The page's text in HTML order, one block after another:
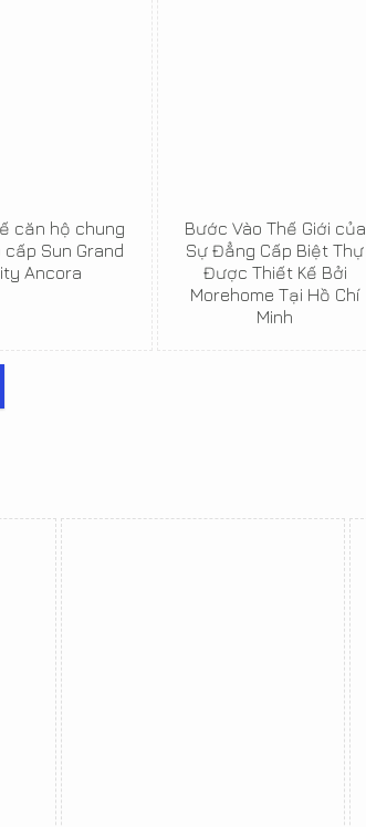
căn hộ chung
Sun Grand
Ancora
Bước Vào Thế Giới của
Sự Đẳng Cấp Biệt Thự
Được Thiết Kế Bởi
Morehome Tại Hồ Chí
Minh